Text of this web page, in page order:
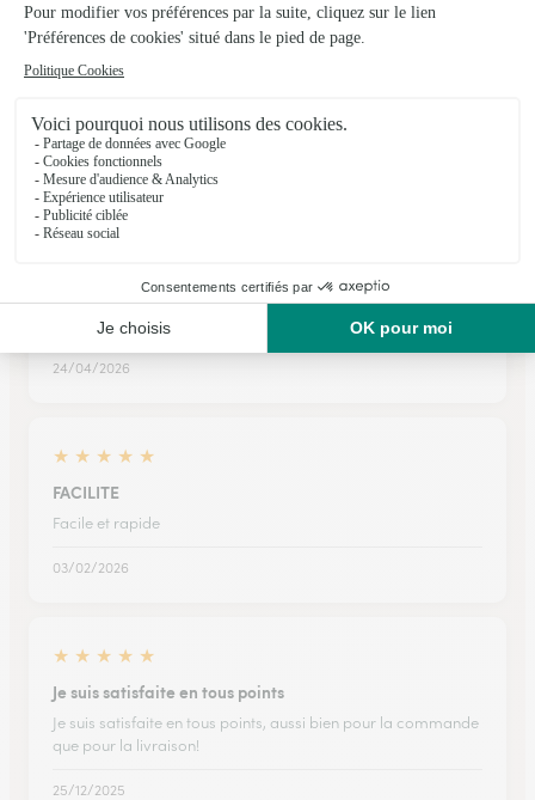
Facile à réaliser
18/05/2026
Très satisfaite par contre ne dites pas…
Très satisfaite par contre ne dites pas 7 /7 pour les livraisons
24/04/2026
★ ★ ★ ★ ★
FACILITE
Facile et rapide
03/02/2026
★ ★ ★ ★ ★
Je suis satisfaite en tous points
Je suis satisfaite en tous points, aussi bien pour la commande
que pour la livraison!
25/12/2025